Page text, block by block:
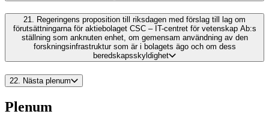
21. Regeringens proposition till riksdagen med förslag till lag om
förutsättningarna för aktiebolaget CSC – IT-centret för vetenskap Ab:s
ställning som anknuten enhet, om gemensam användning av den
forskningsinfrastruktur som är i bolagets ägo och om dess
beredskapsskyldighet
22. Nästa plenum
Plenum